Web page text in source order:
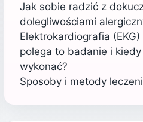
Jak sobie radzić z
dolegliwościami
Elektrokardiografia
polega to badanie i
wykonać?
Sposoby i metody